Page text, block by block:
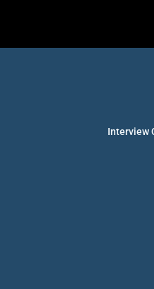
Interview